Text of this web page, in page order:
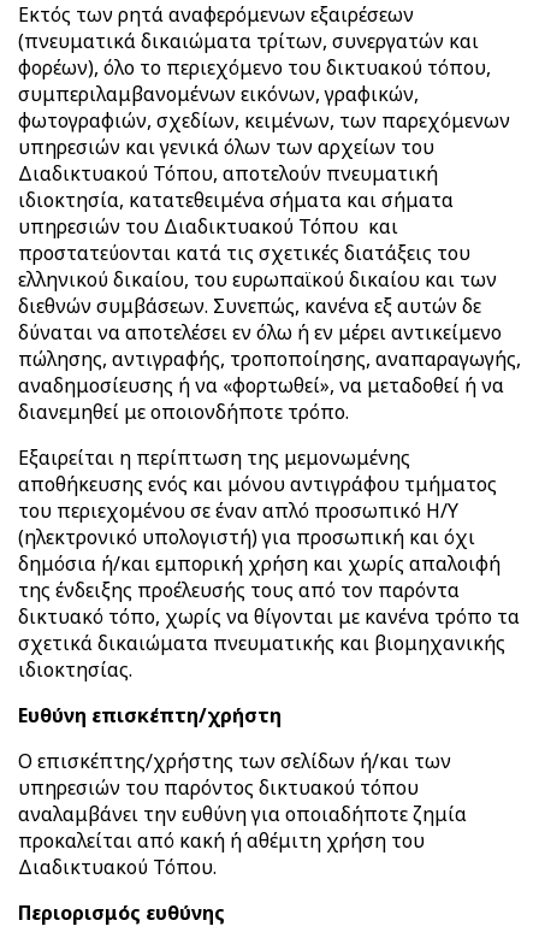
Εκτός των ρητά αναφερόμενων εξαιρέσεων
(πνευματικά δικαιώματα τρίτων, συνεργατών και
φορέων), όλο το περιεχόμενο του δικτυακού τόπου,
συμπεριλαμβανομένων εικόνων, γραφικών,
φωτογραφιών, σχεδίων, κειμένων, των παρεχόμενων
υπηρεσιών και γενικά όλων των αρχείων του
Διαδικτυακού Τόπου, αποτελούν πνευματική
ιδιοκτησία, κατατεθειμένα σήματα και σήματα
υπηρεσιών του Διαδικτυακού Τόπου και
προστατεύονται κατά τις σχετικές διατάξεις του
ελληνικού δικαίου, του ευρωπαϊκού δικαίου και των
διεθνών συμβάσεων. Συνεπώς, κανένα εξ αυτών δε
δύναται να αποτελέσει εν όλω ή εν μέρει αντικείμενο
πώλησης, αντιγραφής, τροποποίησης, αναπαραγωγής,
αναδημοσίευσης ή να «φορτωθεί», να μεταδοθεί ή να
διανεμηθεί με οποιονδήποτε τρόπο.
Εξαιρείται η περίπτωση της μεμονωμένης
αποθήκευσης ενός και μόνου αντιγράφου τμήματος
του περιεχομένου σε έναν απλό προσωπικό Η/Υ
(ηλεκτρονικό υπολογιστή) για προσωπική και όχι
δημόσια ή/και εμπορική χρήση και χωρίς απαλοιφή
της ένδειξης προέλευσής τους από τον παρόντα
δικτυακό τόπο, χωρίς να θίγονται με κανένα τρόπο τα
σχετικά δικαιώματα πνευματικής και βιομηχανικής
ιδιοκτησίας.
Ευθύνη επισκέπτη/χρήστη
Ο επισκέπτης/χρήστης των σελίδων ή/και των
υπηρεσιών του παρόντος δικτυακού τόπου
αναλαμβάνει την ευθύνη για οποιαδήποτε ζημία
προκαλείται από κακή ή αθέμιτη χρήση του
Διαδικτυακού Τόπου.
Περιορισμός ευθύνης